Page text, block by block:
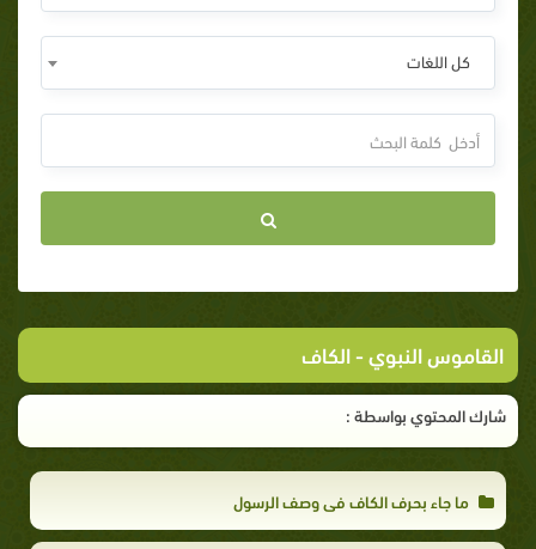
كل اللغات
القاموس النبوي- الكاف
شارك المحتوي بواسطة :
ما جاء بحرف الكاف في وصف الرسول